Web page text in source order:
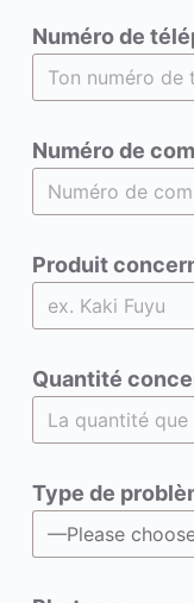
Numéro de
Numéro de
Produit
Quantité
Type de